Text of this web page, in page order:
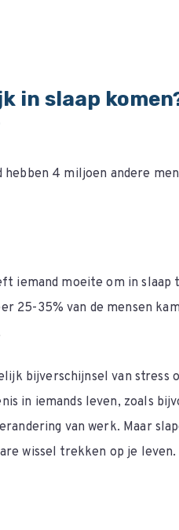
in slaap
4 miljoen andere
iemand moeite om in slaap
25-35% van de mensen
bijverschijnsel van stress
in iemands leven, zoals
van werk. Maar
wissel trekken op je leven.